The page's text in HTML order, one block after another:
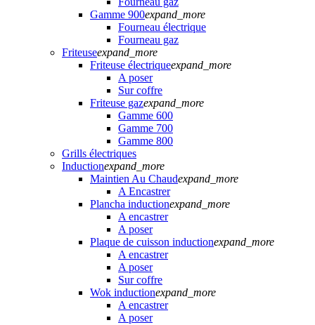
Gamme 900expand_more
Fourneau électrique
Fourneau gaz
Friteuseexpand_more
Friteuse électriqueexpand_more
A poser
Sur coffre
Friteuse gazexpand_more
Gamme 600
Gamme 700
Gamme 800
Grills électriques
Inductionexpand_more
Maintien Au Chaudexpand_more
A Encastrer
Plancha inductionexpand_more
A encastrer
A poser
Plaque de cuisson inductionexpand_more
A encastrer
A poser
Sur coffre
Wok inductionexpand_more
A encastrer
A poser